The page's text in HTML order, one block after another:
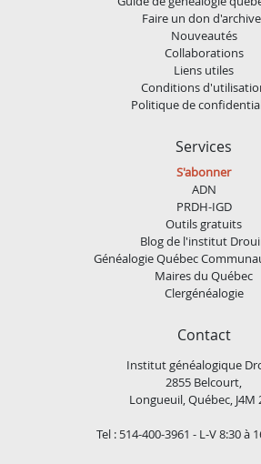
Faire un don
Nouveautés
Collaborations
Liens utiles
Conditions
Politique de
Services
S'abonner
ADN
PRDH-IGD
Outils gratuits
Blog de l'institut
Généalogie Québec
Maires du Québec
Clergénéalogie
Contact
Institut généalogique
2855 Belcourt,
Longueuil, Québec, J4M
Tel : 514-400-3961 - L-V 8:30 à